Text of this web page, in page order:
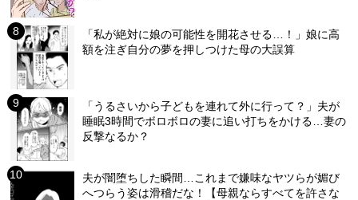
「私が絶対に娘の可能性を開花させる…！」娘に高
額を注ぎ自分の夢を押しつけた母の大誤算
「うるさいから子どもを連れて外に行って？」夫が
睡眠3時間でボロボロの妻に追い打ちをかける…妻の
反撃なるか？
夫が闇堕ちした瞬間…これまで嫌味なヤツらが媚び
へつらう姿は滑稽だな！【母親ならすべてを許さな